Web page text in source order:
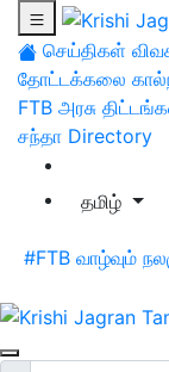
செய்திகள்
தோட்டக்கலை
FTB அரசு
சந்தா Directory
தமிழ்
#FTB வாழ்வும்